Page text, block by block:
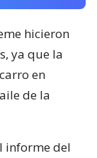
hicieron
ya que la
en
de la
informe del